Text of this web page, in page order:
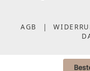
AGB |